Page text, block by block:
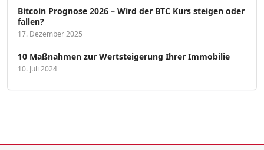
Bitcoin Prognose 2026 – Wird der BTC Kurs steigen oder
fallen?
17. Dezember 2025
10 Maßnahmen zur Wertsteigerung Ihrer Immobilie
10. Juli 2024